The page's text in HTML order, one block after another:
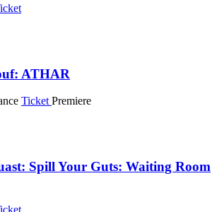
ATHAR
Ticket Premiere
Spill Your Guts: Waiting Room